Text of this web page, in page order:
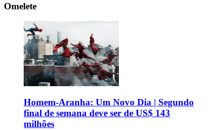
Omelete
Homem-Aranha: Um Novo Dia | Segundo
final de semana deve ser de US$ 143
milhões